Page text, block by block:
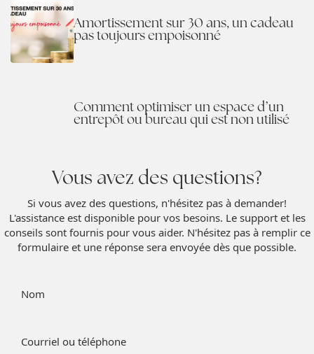
Amortissement sur 30 ans, un cadeau
pas toujours empoisonné
Comment optimiser un espace d’un
entrepôt ou bureau qui est non utilisé
Vous avez des questions?
Si vous avez des questions, n'hésitez pas à demander!
L'assistance est disponible pour vos besoins. Le support et les
conseils sont fournis pour vous aider. N'hésitez pas à remplir ce
formulaire et une réponse sera envoyée dès que possible.
Nom
Courriel ou téléphone